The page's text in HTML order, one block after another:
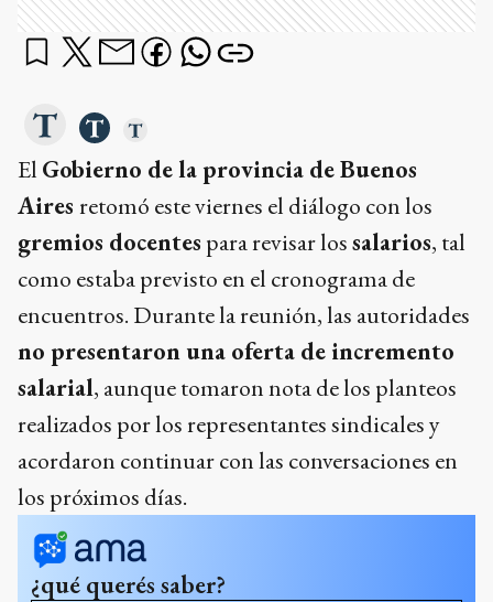
El Gobierno de la provincia de Buenos
Aires retomó este viernes el diálogo con los
gremios docentes para revisar lossalarios, tal
como estaba previsto en el cronograma de
encuentros. Durante la reunión, las autoridades
no presentaron una oferta de incremento
salarial, aunque tomaron nota de los planteos
realizados por los representantes sindicales y
acordaron continuar con las conversaciones en
los próximos días.
¿qué querés saber?